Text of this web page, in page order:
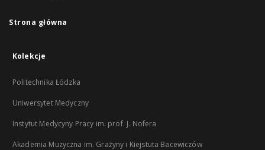
Strona główna
Kolekcje
Politechnika Łódzka
Uniwersytet Medyczny
Instytut Medycyny Pracy im. prof. J. Nofera
Akademia Muzyczna im. Grażyny i Kiejstuta Bacewiczów